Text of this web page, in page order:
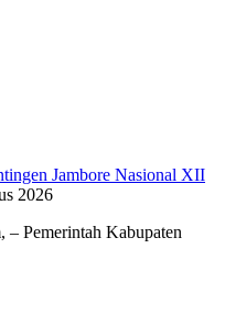
Jambore Nasional XII
2026
Pemerintah Kabupaten